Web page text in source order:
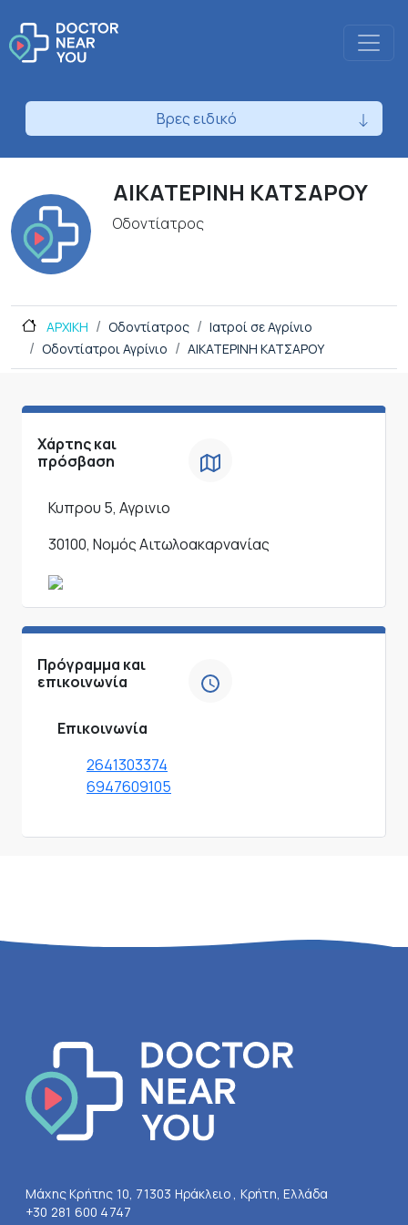
Βρες ειδικό
ΑΙΚΑΤΕΡΙΝΗ ΚΑΤΣΑΡΟΥ
Οδοντίατρος
ΑΡΧΙΚΗ Οδοντίατρος
Ιατροί σε Αγρίνιο
Οδοντίατροι Αγρίνιο
ΑΙΚΑΤΕΡΙΝΗ ΚΑΤΣΑΡΟΥ
Χάρτης και
πρόσβαση
Κυπρου 5, Αγρινιο
30100, Νομός Αιτωλοακαρνανίας
Πρόγραμμα και
επικοινωνία
Επικοινωνία
2641303374
6947609105
Μάχης Κρήτης 10, 71303 Ηράκλειο , Κρήτη, Ελλάδα
+30 281 600 4747